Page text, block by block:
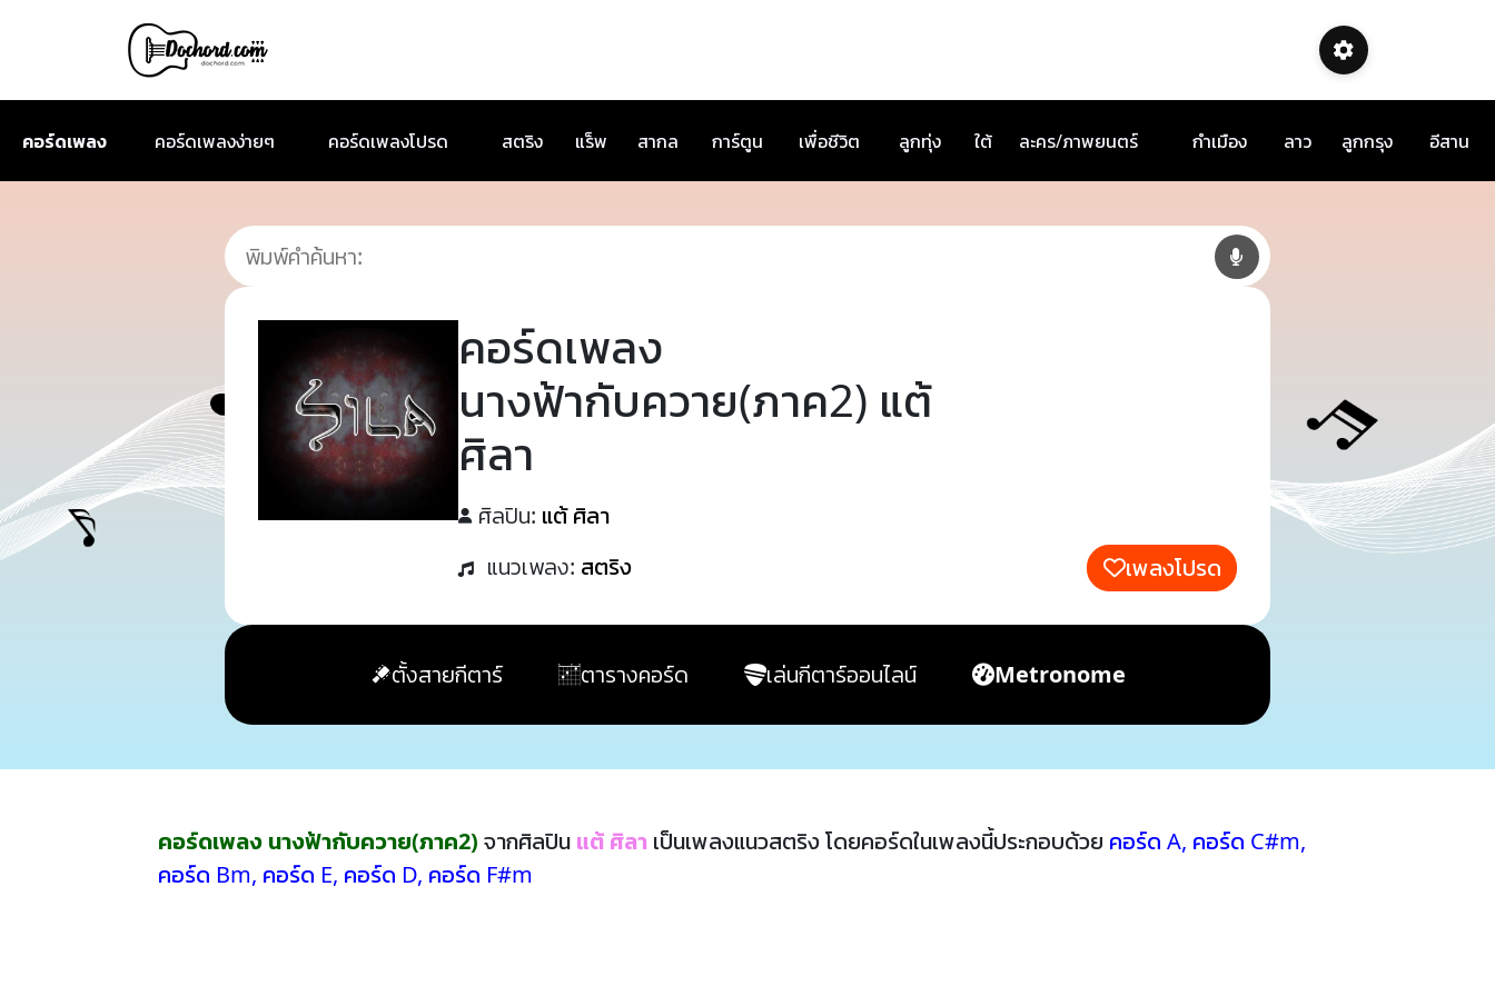
คอร์ดเพลง คอร์ดเพลงง่ายๆ คอร์ดเพลงโปรด สตริง แร็พ สากล การ์ตูน เพื่อชีวิต ลูกทุ่ง ใต้ ละคร/ภาพยนตร์ กำเมือง ลาว ลูกกรุง อีสาน
คอร์ดเพลง
นางฟ้ากับควาย(ภาค2) แต้
ศิลา
ศิลปิน: แต้ ศิลา
แนวเพลง: สตริง เพลงโปรด
ตั้งสายกีตาร์ ตารางคอร์ด เล่นกีตาร์ออนไลน์ Metronome
คอร์ดเพลง นางฟ้ากับควาย(ภาค2) จากศิลปิน แต้ ศิลา เป็นเพลงแนวสตริง โดยคอร์ดในเพลงนี้ประกอบด้วย คอร์ด A, คอร์ด C#m,
คอร์ด Bm, คอร์ด E, คอร์ด D, คอร์ด F#m